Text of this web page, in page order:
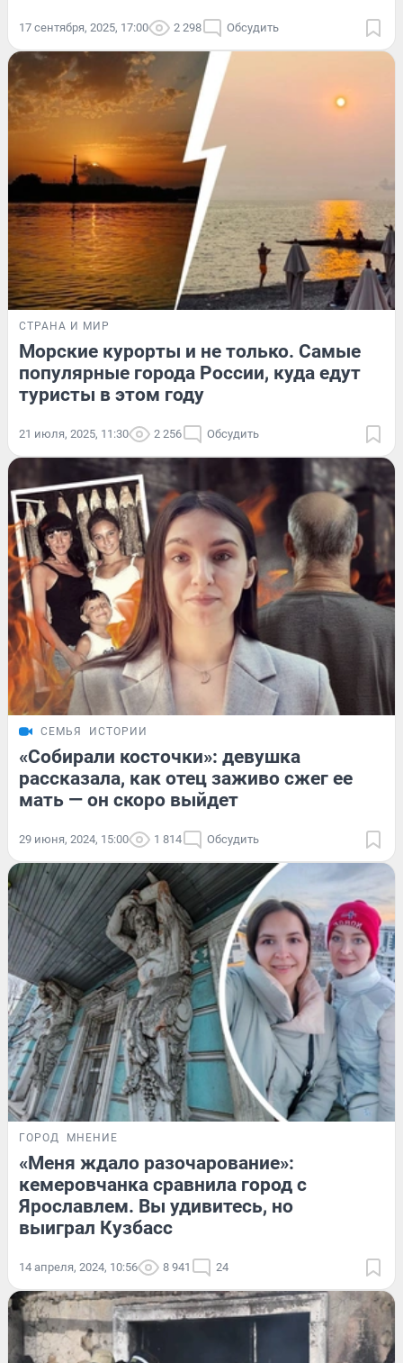
17 сентября, 2025, 17:00 2 298 Обсудить
СТРАНА И МИР
Морские курорты и не только. Самые
популярные города России, куда едут
туристы в этом году
21 июля, 2025, 11:30 2 256 Обсудить
СЕМЬЯ ИСТОРИИ
«Собирали косточки»: девушка
рассказала, как отец заживо сжег ее
мать — он скоро выйдет
29 июня, 2024, 15:00 1 814 Обсудить
ГОРОД МНЕНИЕ
«Меня ждало разочарование»:
кемеровчанка сравнила город с
Ярославлем. Вы удивитесь, но
выиграл Кузбасс
14 апреля, 2024, 10:56 8 941 24